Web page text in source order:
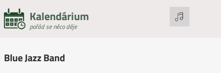
Kalendárium
pořád se něco děje
Blue Jazz Band